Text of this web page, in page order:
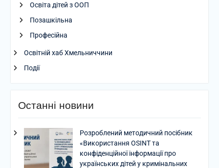
Освіта дітей з ООП
Позашкільна
Професійна
Освітній хаб Хмельниччини
Події
Останні новини
Розроблений методичний посібник
«Використання OSINT та
конфіденційної інформації про
українських дітей у кримінальних